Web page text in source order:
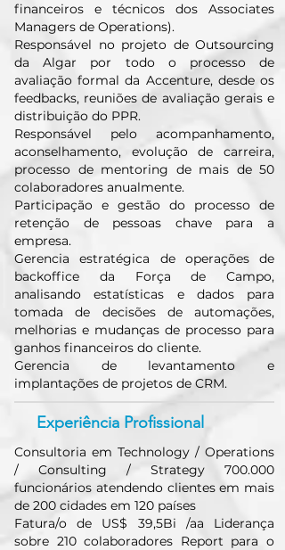
financeiros e técnicos dos Associates
Managers de Operations).
Responsável no projeto de Outsourcing
da Algar por todo o processo de
avaliação formal da Accenture, desde os
feedbacks, reuniões de avaliação gerais e
distribuição do PPR.
Responsável pelo acompanhamento,
aconselhamento, evolução de carreira,
processo de mentoring de mais de 50
colaboradores anualmente.
Participação e gestão do processo de
retenção de pessoas chave para a
empresa.
Gerencia estratégica de operações de
backoffice da Força de Campo,
analisando estatísticas e dados para
tomada de decisões de automações,
melhorias e mudanças de processo para
ganhos financeiros do cliente.
Gerencia de levantamento e
implantações de projetos de CRM.
Experiência Profissional
Consultoria em Technology / Operations
/ Consulting / Strategy 700.000
funcionários atendendo clientes em mais
de 200 cidades em 120 países
Fatura/o de US$ 39,5Bi /aa Liderança
sobre 210 colaboradores Report para o